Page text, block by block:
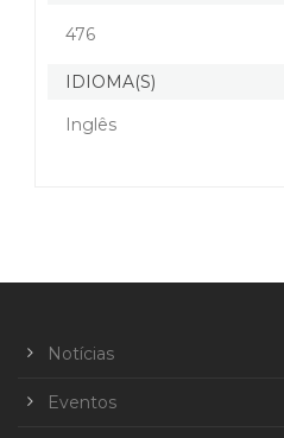
476
IDIOMA(S)
Inglês
Notícias
Eventos